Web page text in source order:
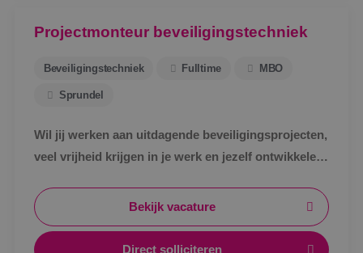
Projectmonteur beveiligingstechniek
Beveiligingstechniek Fulltime MBO
Sprundel
Wil jij werken aan uitdagende beveiligingsprojecten,
veel vrijheid krijgen in je werk en jezelf ontwikkelen
Bekijk vacature
Direct solliciteren